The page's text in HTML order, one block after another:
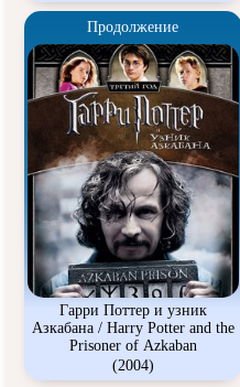
Продолжение
Гарри Поттер и узник
Азкабана / Harry Potter and the
Prisoner of Azkaban
(2004)